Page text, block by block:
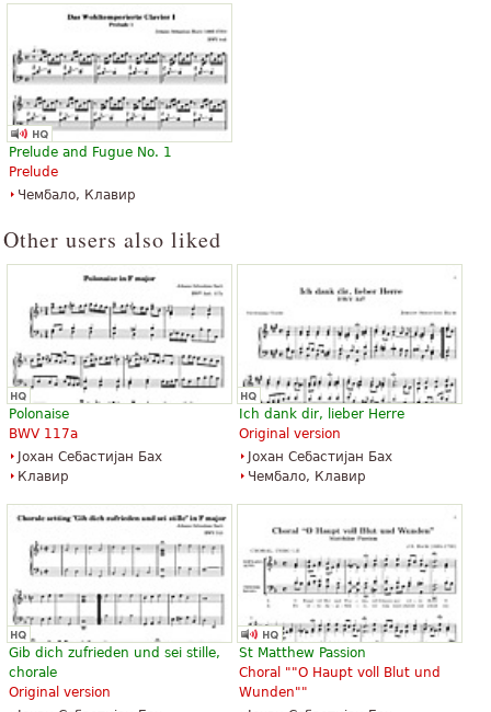
Prelude and Fugue No. 1
Prelude
Чембало, Клавир
Other users also liked
Polonaise
BWV 117a
Јохан Себастијан Бах
Клавир
Ich dank dir, lieber Herre
Original version
Јохан Себастијан Бах
Чембало, Клавир
Gib dich zufrieden und sei stille,
chorale
Original version
St Matthew Passion
Choral ""O Haupt voll Blut und
Wunden""